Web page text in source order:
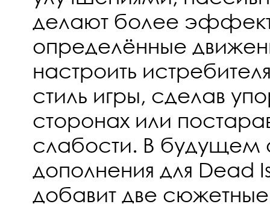
делают более
определённые
настроить
стиль игры, сделав
сторонах или
слабости. В будущем
дополнения для Dead
добавит две